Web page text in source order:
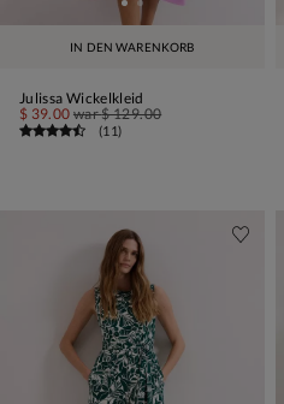
IN DEN WARENKORB
Julissa Wickelkleid
$ 39.00 war$ 129.00
(11)